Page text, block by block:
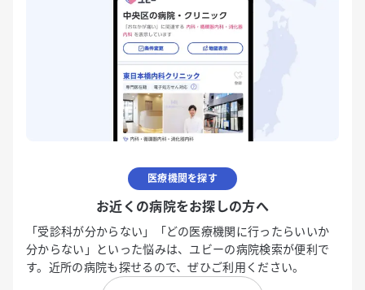
医療機関を探す
お近くの病院をお探しの方へ
「受診科が分からない」「どの医療機関に行ったらいいか
分からない」といった悩みは、ユビーの病院検索が便利で
す。近所の病院も探せるので、ぜひご利用ください。